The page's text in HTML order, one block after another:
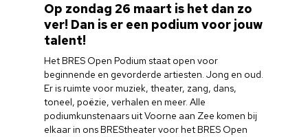
Op zondag 26 maart is het dan zo
ver! Dan is er een podium voor jouw
talent!
Het BRES Open Podium staat open voor
beginnende en gevorderde artiesten. Jong en oud.
Er is ruimte voor muziek, theater, zang, dans,
toneel, poëzie, verhalen en meer. Alle
podiumkunstenaars uit Voorne aan Zee komen bij
elkaar in ons BREStheater voor het BRES Open